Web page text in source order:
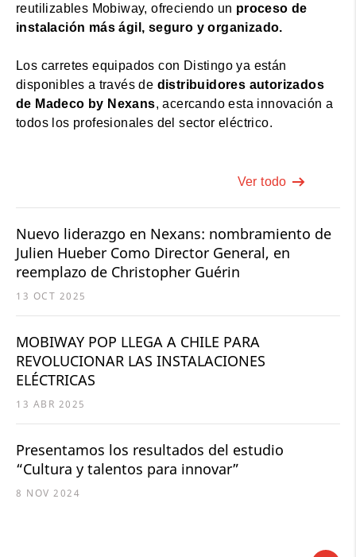
reutilizables Mobiway, ofreciendo un proceso de
instalación más ágil, seguro y organizado.
Los carretes equipados con Distingo ya están
disponibles a través de distribuidores autorizados
de Madeco by Nexans, acercando esta innovación a
todos los profesionales del sector eléctrico.
Ver todo
Nuevo liderazgo en Nexans: nombramiento de
Julien Hueber Como Director General, en
reemplazo de Christopher Guérin
13 OCT 2025
MOBIWAY POP LLEGA A CHILE PARA
REVOLUCIONAR LAS INSTALACIONES
ELÉCTRICAS
13 ABR 2025
Presentamos los resultados del estudio
“Cultura y talentos para innovar”
8 NOV 2024